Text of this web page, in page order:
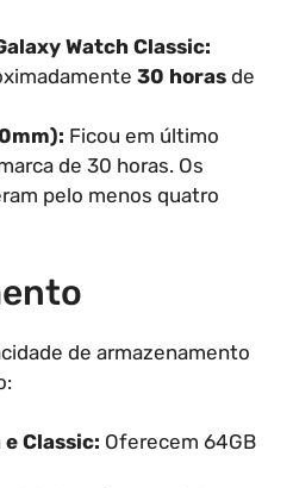
Watch Classic:
30 horas de
Ficou em último
de 30 horas. Os
pelo menos quatro
de armazenamento
Classic: Oferecem 64GB